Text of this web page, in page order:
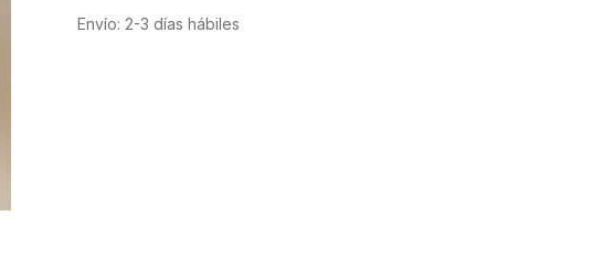
Envío: 2-3 días hábiles